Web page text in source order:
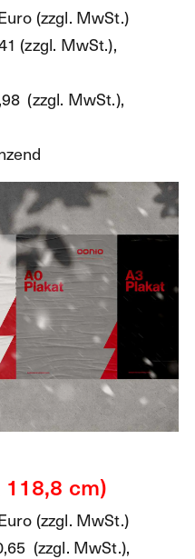
(zzgl. MwSt.)
(zzgl. MwSt.),
(zzgl. MwSt.),
cm)
(zzgl. MwSt.)
(zzgl. MwSt.),